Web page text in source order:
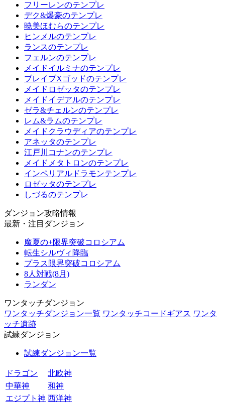
フリーレンのテンプレ
デク&爆豪のテンプレ
暁美ほむらのテンプレ
ヒンメルのテンプレ
ランスのテンプレ
フェルンのテンプレ
メイドイルミナのテンプレ
ブレイブXゴッドのテンプレ
メイドロゼッタのテンプレ
メイドイデアルのテンプレ
ゼラ&チェルンのテンプレ
レム&ラムのテンプレ
メイドクラウディアのテンプレ
アネッタのテンプレ
江戸川コナンのテンプレ
メイドメタトロンのテンプレ
インペリアルドラモンテンプレ
ロゼッタのテンプレ
しづるのテンプレ
ダンジョン攻略情報
最新・注目ダンジョン
魔夏の+限界突破コロシアム
転生シルヴィ降臨
プラス限界突破コロシアム
8人対戦(8月)
ランダン
ワンタッチダンジョン
ワンタッチダンジョン一覧 ワンタッチコードギアス ワンタ
ッチ遺跡
試練ダンジョン
試練ダンジョン一覧
ドラゴン
北欧神
中華神
和神
エジプト神 西洋神